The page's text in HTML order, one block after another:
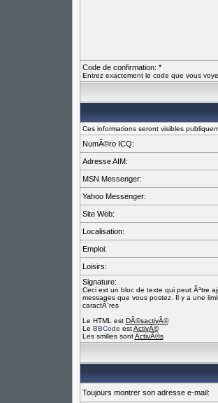
Code de confirmation: *
Entrez exactement le code que vous
Ces informations seront visibles
NumÃ©ro ICQ:
Adresse AIM:
MSN Messenger:
Yahoo Messenger:
Site Web:
Localisation:
Emploi:
Loisirs:
Signature:
Ceci est un bloc de texte qui peut Ãªtre
messages que vous postez. Il y a une
caractÃ¨res
Le HTML est DÃ©sactivÃ©
Le BBCode estActivÃ©
Les smilies sontActivÃ©s
Toujours montrer son adresse e-mail: